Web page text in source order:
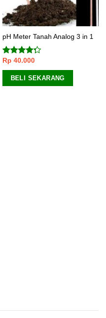
pH Meter Tanah Analog 3 in 1
Dinilai
4.00dari
Rp 40.000
BELI SEKARANG